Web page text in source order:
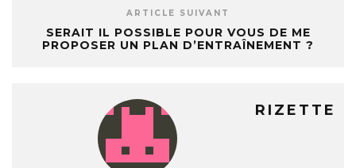
ARTICLE SUIVANT
SERAIT IL POSSIBLE POUR VOUS DE ME
PROPOSER UN PLAN D’ENTRAÎNEMENT ?
RIZETTE